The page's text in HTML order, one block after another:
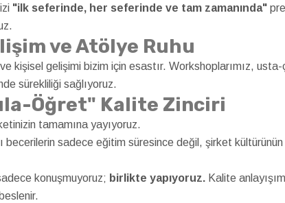
"ilk seferinde, her seferinde ve tam zamanında"
ve Atölye Ruhu
kişisel gelişimi bizim için esastır. Workshoplarımız,
sürekliliği sağlıyoruz.
Öğret" Kalite Zinciri
tamamına yayıyoruz.
becerilerin sadece eğitim süresince değil, şirket
konuşmuyoruz; birlikte yapıyoruz. Kalite